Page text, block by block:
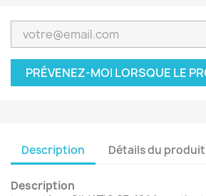
PRÉVENEZ-MOI LORSQUE LE
Description Détails du produit
Description